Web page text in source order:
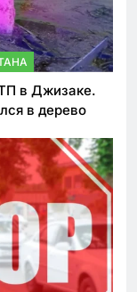
в Джизаке.
в дерево